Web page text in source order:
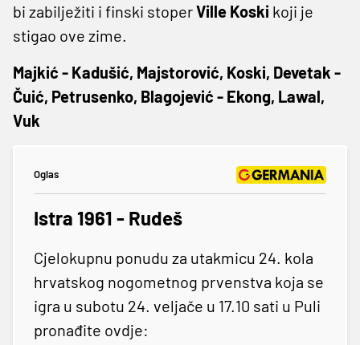
bi zabilježiti i finski stoperVille Koski koji je
stigao ove zime.
Majkić - Kadušić, Majstorović, Koski, Devetak -
Čuić, Petrusenko, Blagojević - Ekong, Lawal,
Vuk
Oglas
Istra 1961 - Rudeš
Cjelokupnu ponudu za utakmicu 24. kola
hrvatskog nogometnog prvenstva koja se
igra u subotu 24. veljače u 17.10 sati u Puli
pronađite ovdje: